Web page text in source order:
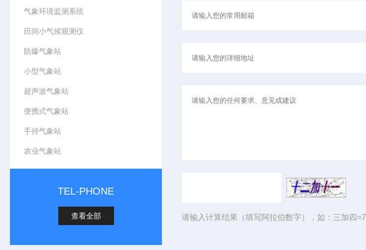
气象环境监测系统
田间小气候观测仪
防爆气象站
小型气象站
超声波气象站
便携式气象站
手持气象站
农业气象站
TEL-PHONE
查看全部 请输入计算结果（填写阿拉伯数字），如：三加四=7